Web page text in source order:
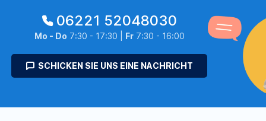
06221 52048030
Mo - Do 7:30 - 17:30 | Fr7:30 - 16:00
SCHICKEN SIE UNS EINE NACHRICHT